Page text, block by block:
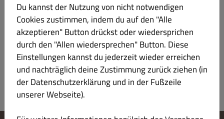
151. 3 HÜHNERSPIEßEN MIT NUDELN
Du kannst der Nutzung von nicht notwendigen
Cookies zustimmen, indem du auf den "Alle
akzeptieren" Button drückst oder wiedersprichen
durch den "Allen wiedersprechen" Button. Diese
Einstellungen kannst du jederzeit wieder erreichen
und nachträglich deine Zustimmung zurück ziehen (in
der Datenschutzerklärung und in der Fußzeile
unserer Webseite).